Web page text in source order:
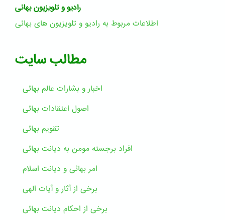
رادیو و تلویزیون بهائی
اطلاعات مربوط به رادیو و تلویزیون های بهائی
مطالب سایت
اخبار و بشارات عالم بهائى
اصول اعتقادات بهائی
تقویم بهائی
افراد برجسته مومن به دیانت بهائی
امر بهائی و دیانت اسلام
برخی از آثار و آیات الهی
برخی از احکام دیانت بهائی